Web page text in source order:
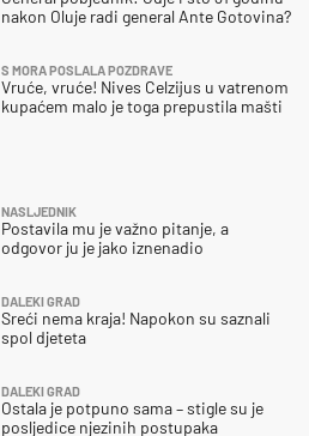
nakon Oluje radi general Ante Gotovina?
S MORA POSLALA POZDRAVE
Vruće, vruće! Nives Celzijus u vatrenom
kupaćem malo je toga prepustila mašti
NASLJEDNIK
Postavila mu je važno pitanje, a
odgovor ju je jako iznenadio
DALEKI GRAD
Sreći nema kraja! Napokon su saznali
spol djeteta
DALEKI GRAD
Ostala je potpuno sama – stigle su je
posljedice njezinih postupaka